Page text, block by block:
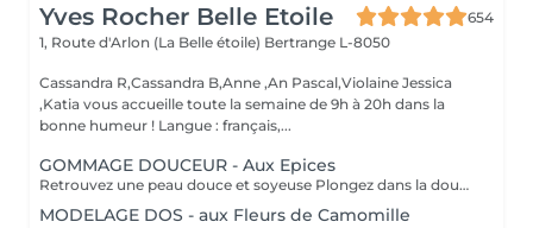
Yves Rocher Belle Etoile
654
1, Route d'Arlon (La Belle étoile) Bertrange L-8050
Cassandra R,Cassandra B,Anne ,An Pascal,Violaine Jessica
,Katia vous accueille toute la semaine de 9h à 20h dans la
bonne humeur ! Langue : français,...
GOMMAGE DOUCEUR - Aux Epices
Retrouvez une peau douce et soyeuse Plongez dans la douceur tropicale dIndonésie à travers les notes épicées des huiles essentielles de Girofle et de Muscade. Ce gommage aux effluves chauds et naturels vous transporte tout en exfoliant délicatement votre peau : elle est douce, lumineuse et satinée.
MODELAGE DOS - aux Fleurs de Camomille